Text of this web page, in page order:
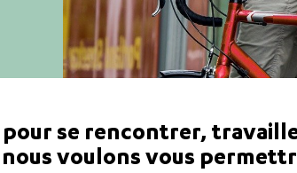
pour se rencontrer,
voulons vous